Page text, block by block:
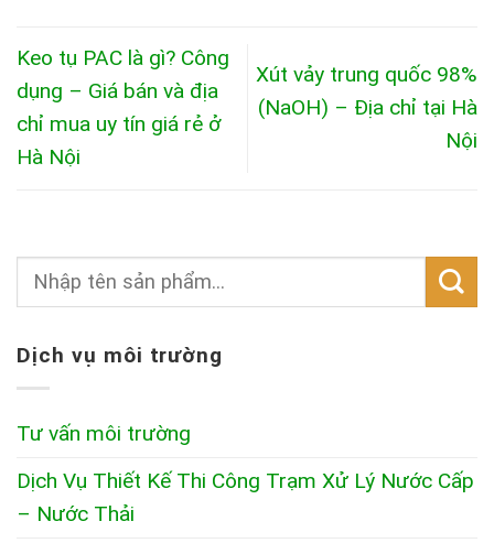
Keo tụ PAC là gì? Công
dụng – Giá bán và địa
chỉ mua uy tín giá rẻ ở
Hà Nội
Xút vảy trung quốc 98%
(NaOH) – Địa chỉ tại Hà
Nội
Dịch vụ môi trường
Tư vấn môi trường
Dịch Vụ Thiết Kế Thi Công Trạm Xử Lý Nước Cấp
– Nước Thải